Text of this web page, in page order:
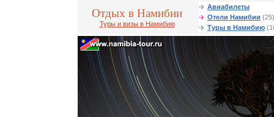
Отдых в Намибии
Туры и визы в Намибию
Авиабилеты
Отели Намибии (25)
Туры в Намибию